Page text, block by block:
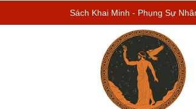
Sách Khai Minh - Phụng Sự